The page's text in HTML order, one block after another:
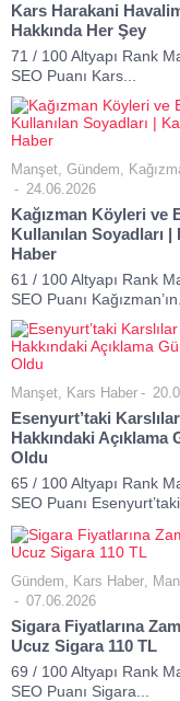
Kars Harakani
Hakkında Her Şey
71 / 100 Altyapı Rank
SEO Puanı Kars...
Manşet, Gündem,
24.06.2026
Kağızman Köyleri ve
Kullanılan Soyadları |
Haber
61 / 100 Altyapı Rank
SEO Puanı
Manşet, Kars Haber
Esenyurt’taki Karslılar
Hakkındaki Açıklama
Oldu
65 / 100 Altyapı Rank
SEO Puanı
Gündem, Kars Haber,
07.06.2026
Sigara Fiyatlarına
Ucuz Sigara 110 TL
69 / 100 Altyapı Rank
SEO Puanı Sigara...